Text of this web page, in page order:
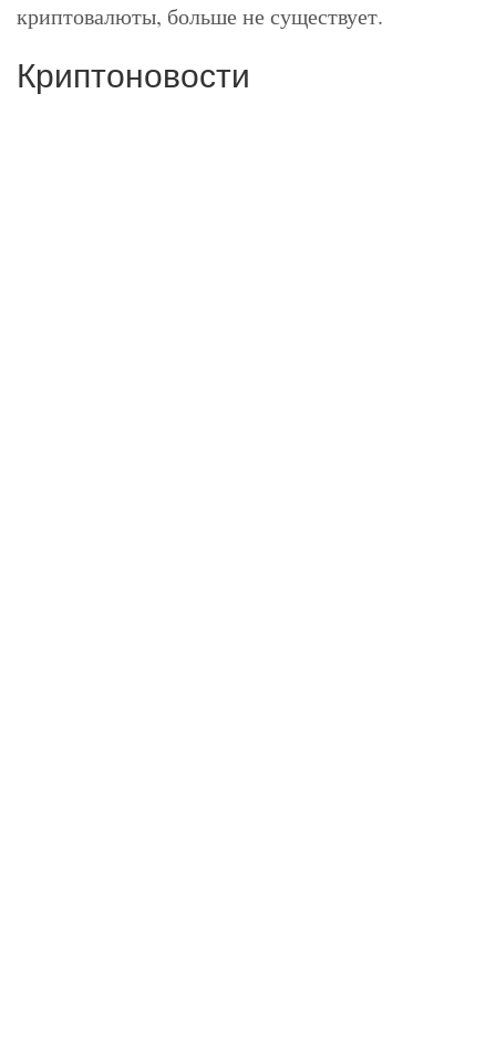
криптовалюты, больше не существует.
Криптоновости